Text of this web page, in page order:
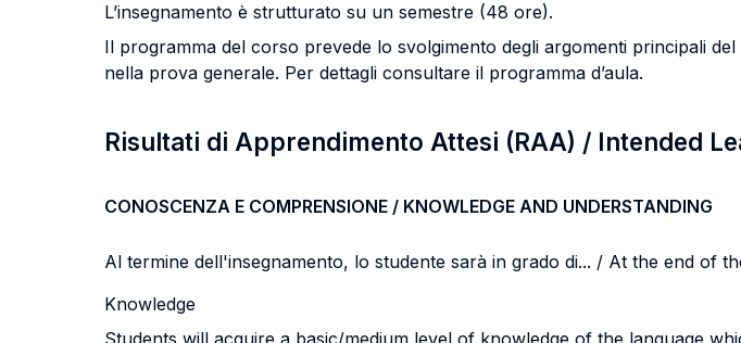
L’insegnamento è strutturato su un semestre (48 ore).
Il programma del corso prevede lo svolgimento degli argomenti principali
nella prova generale. Per dettagli consultare il programma d’aula.
Risultati di Apprendimento Attesi (RAA) / Intended
CONOSCENZA E COMPRENSIONE / KNOWLEDGE AND UNDERSTANDING
Al termine dell'insegnamento, lo studente sarà in grado di... / At the end of
Knowledge
Students will acquire a basic/medium level of knowledge of the language